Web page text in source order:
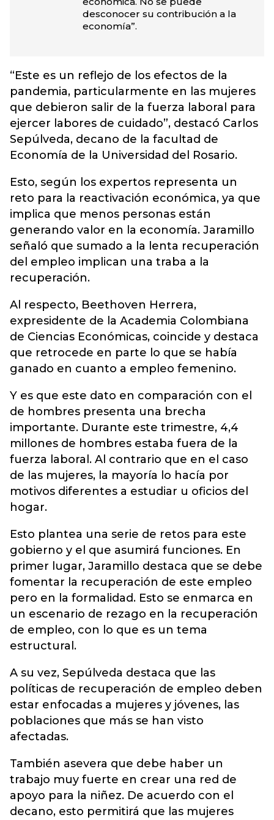
desconocer su contribución a la
economía”.
“Este es un reflejo de los efectos de la
pandemia, particularmente en las mujeres
que debieron salir de la fuerza laboral para
ejercer labores de cuidado”, destacó Carlos
Sepúlveda, decano de la facultad de
Economía de la Universidad del Rosario.
Esto, según los expertos representa un
reto para la reactivación económica, ya que
implica que menos personas están
generando valor en la economía. Jaramillo
señaló que sumado a la lenta recuperación
del empleo implican una traba a la
recuperación.
Al respecto, Beethoven Herrera,
expresidente de la Academia Colombiana
de Ciencias Económicas, coincide y destaca
que retrocede en parte lo que se había
ganado en cuanto a empleo femenino.
Y es que este dato en comparación con el
de hombres presenta una brecha
importante. Durante este trimestre, 4,4
millones de hombres estaba fuera de la
fuerza laboral. Al contrario que en el caso
de las mujeres, la mayoría lo hacía por
motivos diferentes a estudiar u oficios del
hogar.
Esto plantea una serie de retos para este
gobierno y el que asumirá funciones. En
primer lugar, Jaramillo destaca que se debe
fomentar la recuperación de este empleo
pero en la formalidad. Esto se enmarca en
un escenario de rezago en la recuperación
de empleo, con lo que es un tema
estructural.
A su vez, Sepúlveda destaca que las
políticas de recuperación de empleo deben
estar enfocadas a mujeres y jóvenes, las
poblaciones que más se han visto
afectadas.
También asevera que debe haber un
trabajo muy fuerte en crear una red de
apoyo para la niñez. De acuerdo con el
decano, esto permitirá que las mujeres